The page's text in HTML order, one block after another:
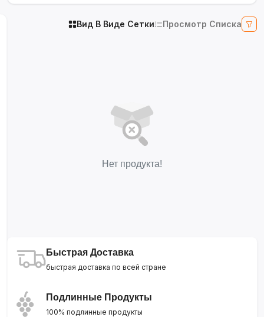
Вид В Виде Сетки Просмотр Списка
Нет продукта!
Быстрая Доставка
быстрая доставка по всей стране
Подлинные Продукты
100% подлинные продукты